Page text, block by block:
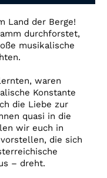
Land der Berge!
durchforstet,
musikalische
waren
Konstante
die Liebe zur
quasi in die
wir euch in
die sich
– dreht.